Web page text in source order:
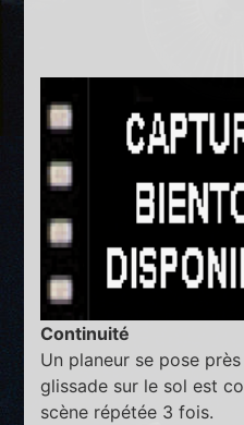
Continuité
Un planeur se pose
glissade sur le sol est
scène répétée 3 fois.